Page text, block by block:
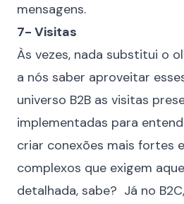
mensagens.
7- Visitas
Às vezes, nada substitui o
a nós saber aproveitar
universo B2B as visitas
implementadas para
criar conexões mais fortes
complexos que exigem
detalhada, sabe? Já no